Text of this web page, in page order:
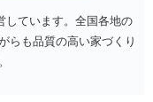
しています。全国各地の
らも品質の高い家づくり